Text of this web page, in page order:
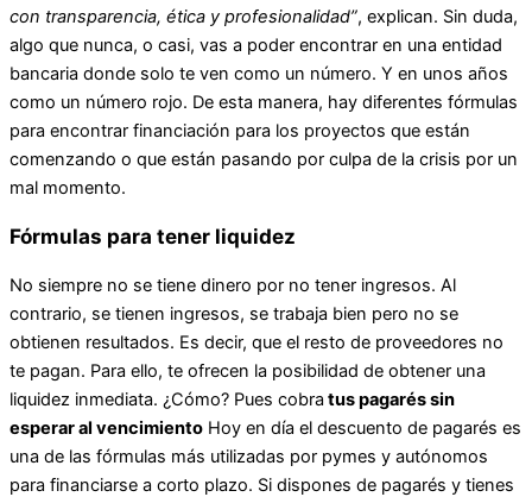
con transparencia, ética y profesionalidad”, explican. Sin duda,
algo que nunca, o casi, vas a poder encontrar en una entidad
bancaria donde solo te ven como un número. Y en unos años
como un número rojo. De esta manera, hay diferentes fórmulas
para encontrar financiación para los proyectos que están
comenzando o que están pasando por culpa de la crisis por un
mal momento.
Fórmulas para tener liquidez
No siempre no se tiene dinero por no tener ingresos. Al
contrario, se tienen ingresos, se trabaja bien pero no se
obtienen resultados. Es decir, que el resto de proveedores no
te pagan. Para ello, te ofrecen la posibilidad de obtener una
liquidez inmediata. ¿Cómo? Pues cobra tus pagarés sin
esperar al vencimiento Hoy en día el descuento de pagarés es
una de las fórmulas más utilizadas por pymes y autónomos
para financiarse a corto plazo. Si dispones de pagarés y tienes